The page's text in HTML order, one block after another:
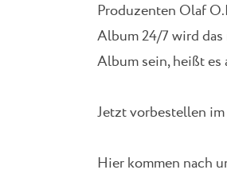
Produzenten Olaf
Album 24/7 wird
Album sein, heißt es
Jetzt vorbestellen
Hier kommen nach